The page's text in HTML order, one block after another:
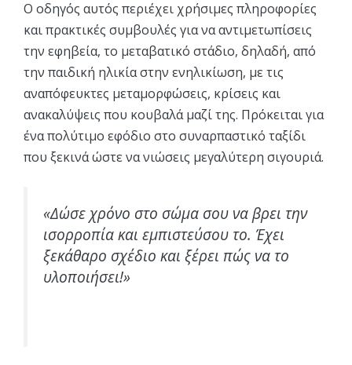
Ο οδηγός αυτός περιέχει χρήσιμες πληροφορίες
και πρακτικές συμβουλές για να αντιμετωπίσεις
την εφηβεία, το μεταβατικό στάδιο, δηλαδή, από
την παιδική ηλικία στην ενηλικίωση, με τις
αναπόφευκτες μεταμορφώσεις, κρίσεις και
ανακαλύψεις που κουβαλά μαζί της. Πρόκειται για
ένα πολύτιμο εφόδιο στο συναρπαστικό ταξίδι
που ξεκινά ώστε να νιώσεις μεγαλύτερη σιγουριά.
«Δώσε χρόνο στο σώμα σου να βρει την
ισορροπία και εμπιστεύσου το. Έχει
ξεκάθαρο σχέδιο και ξέρει πώς να το
υλοποιήσει!»